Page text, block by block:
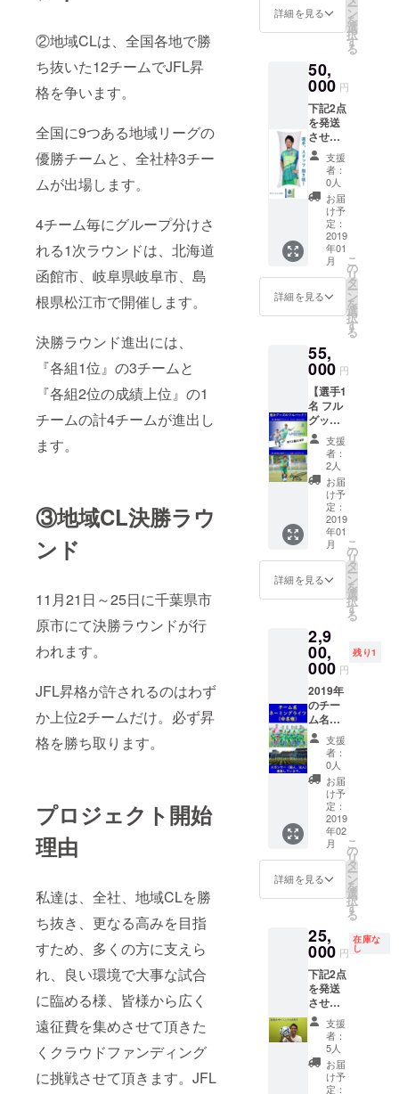
②地域CLは、全国各地で勝
ち抜いた12チームでJFL昇
格を争います。
全国に9つある地域リーグの
優勝チームと、全社枠3チー
ムが出場します。
4チーム毎にグループ分けさ
れる1次ラウンドは、北海道
函館市、岐阜県岐阜市、島
根県松江市で開催します。
決勝ラウンド進出には、
『各組1位』の3チームと
『各組2位の成績上位』の1
チームの計4チームが進出し
ます。
③地域CL決勝ラウ
ンド
11月21日～25日に千葉県市
原市にて決勝ラウンドが行
われます。
JFL昇格が許されるのはわず
か上位2チームだけ。必ず昇
格を勝ち取ります。
プロジェクト開始
理由
私達は、全社、地域CLを勝
ち抜き、更なる高みを目指
すため、多くの方に支えら
れ、良い環境で大事な試合
に臨める様、皆様から広く
遠征費を集めさせて頂きた
くクラウドファンディング
に挑戦させて頂きます。JFL
月29日
頂けな
かった
場合は
ランダ
ムにお
送りさ
せて頂
きま
す。 ③
オリジ
ナルマ
グカッ
けでき
れさせ
ていた
だきま
した。
※平田石
油様公
認済
2018
シーズ
ンを戦
た世界
で唯一
のユニ
フォー
ムで
す。
ホーム1
名、ア
ウェイ1
名を
『別の
選手』
から選
んで、
備考欄
にご記
入下さ
す。 希
望選手
の在庫
有無の
確認は
「メッ
セージ
で意見
や質問
を送
る」よ
りお問
い合わ
せ下さ
い。
詳細を見る ー
ン
を
選
択
す
る
50,
000 円
下記2点
を発送
させて
頂きま
す。 ①
鈴鹿ア
ンリミ
テッド
FCから
お礼の
お手紙
②オリ
ジナル
抱き枕
ご用意
させて
は、全
27選
手、辛
島監
督、高
田コー
チ、近
藤U-15
監督、
山岡社
長、吉
田常務
からお
選びく
ださ
い。11
月30日
ト希望
者をご
連絡下
さい。
サイズ
は、縦
120㎝ｘ
横120㎝
ｘ厚さ
15㎝と
なりま
す。裏
面も写
真入り
です。
③オリ
ジナル
クッ
イン
（両面
とも）
のクッ
ション
です。
縦45㎝
ｘ横45
㎝ｘ厚
さ5㎝
最後の
支援
者：
0人
お届
け予
定：
2019
年01
月
詳細を見る
こ
の
リ
タ
ー
ン
を
選
択
す
る
55,
000 円
【選手1
名 フル
グッズ
10点】
下記
グッズ
をプレ
ゼン
ト！ ①
置き時
計1台
（型、
イメー
ジは、3
万円の
プラン
ライン
選手時
計を参
照下さ
い） ②
トレー
ディン
グカー
ド2枚
③今
シーズ
ンの全
プレー
写真
（DVD
等に焼
いてお
渡し）
④直筆
サイン
真2枚
（ハガ
キサイ
ズ） ⑤
缶バッ
チ2個
（直径
44mm
顔絵
シール2
支援
者：
2人
お届
け予
定：
2019
年01
月
詳細を見る
こ
の
リ
タ
ー
ン
を
選
択
す
る
2,9
00,
000 円
残り1
2019年
のチー
ム名の
ネーミ
ングラ
イツ
（命名
権）
パート
ナーを
募集い
たしま
す。 法
人、個
人の支
援者様
きな名
前（企
業名、
商標名
や愛
称）が
入れら
れま
す。 事
例①：
ヴィア
ティン
支援
者：
0人
お届
け予
定：
2019
年02
月
詳細を見る
こ
の
リ
タ
ー
ン
を
選
択
す
る
25,
000 円
在庫な
し
下記2点
を発送
させて
頂きま
す。 ①
鈴鹿ア
ンリミ
テッド
FCより
支援
者：
5人
お届
け予
定：